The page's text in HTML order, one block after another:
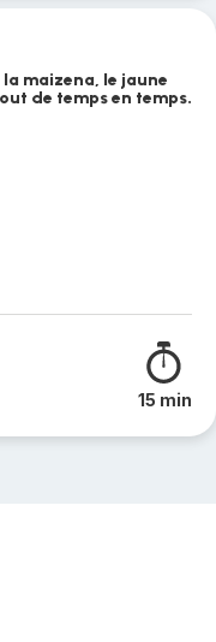
maizena, le jaune
de temps en temps.
15 min